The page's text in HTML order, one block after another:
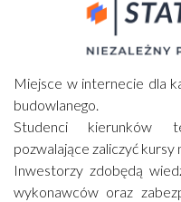
Miejsce w internecie dla
budowlanego.
Studenci kierunków
pozwalające zaliczyć kursy
Inwestorzy zdobędą
wykonawców oraz